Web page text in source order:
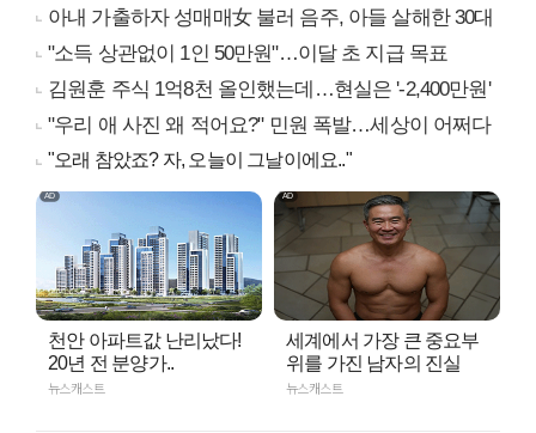
아내 가출하자 성매매女 불러 음주, 아들 살해한 30대
"소득 상관없이 1인 50만원"…이달 초 지급 목표
김원훈 주식 1억8천 올인했는데…현실은 '-2,400만원'
"우리 애 사진 왜 적어요?" 민원 폭발…세상이 어쩌다
"오래 참았죠? 자, 오늘이 그날이에요.."
천안 아파트값 난리났다!
20년 전 분양가..
뉴스캐스트
세계에서 가장 큰 중요부
위를 가진 남자의 진실
뉴스캐스트